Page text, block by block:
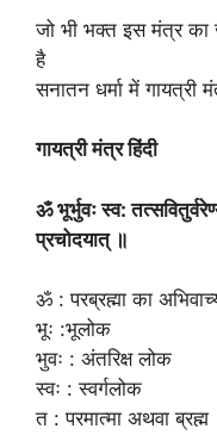
जो भी भक्त इस मंत्र का
है
सनातन धर्मा में गायत्री
गायत्री मंत्र हिंदी
ॐ भूर्भुवः स्व:
प्रचोदयात् ॥
ॐ : परब्रह्मा का
भूः :भूलोक
भुवः : अंतरिक्ष लोक
स्वः : स्वर्गलोक
त : परमात्मा अथवा ब्रह्म